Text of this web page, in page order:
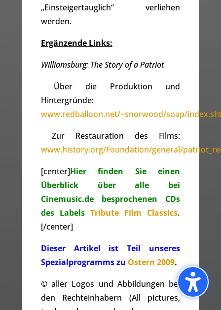
„Einsteigertauglich“ verliehen
werden.
Ergänzende Links:
Williamsburg: The Story of a Patriot
 Über die Produktion und
Hintergründe:
www.redballoon.net/~snorwood/soap/
 Zur Restauration des Films:
www.history.org/Foundation/general/
[center]Hier finden Sie einen
Überblick über alle bei
Cinemusic.de besprochenen CDs
des Labels Tribute Film Classics.
[/center]
Dieser Artikel ist Teil unseres
Spezialprogramms zu Ostern 2009.
© aller Logos und Abbildungen bei
den Rechteinhabern (All pictures,